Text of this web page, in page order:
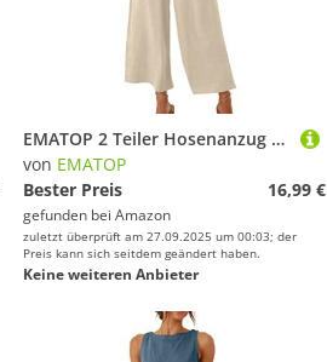
EMATOP 2 Teiler Hosenanzug Damen Elegant Zweiteiler Outfit Sommer Ärmelloses Tank Top und Hose Trainingsanzug Baumwolle Leinen Freizeitanzug mit Taschen Sportanzug Leicht Einfarbig Loungewear
von EMATOP
Bester Preis
16,99 €
gefunden bei Amazon
zuletzt überprüft am 27.09.2025 um 00:03; der
Preis kann sich seitdem geändert haben.
Keine weiteren Anbieter